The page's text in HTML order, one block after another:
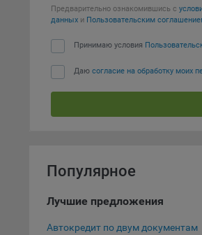
Предварительно ознакомившись с
данных и Пользовательским
Принимаю условия
Даю согласие на обработку моих
Популярное
Лучшие предложения
Автокредит по двум документам